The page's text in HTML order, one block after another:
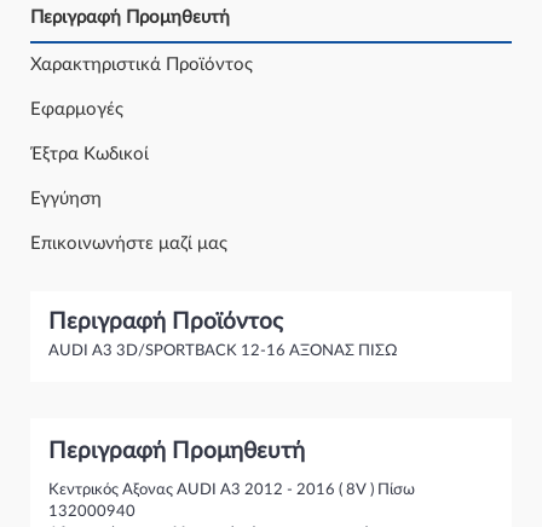
Περιγραφή Προμηθευτή
Χαρακτηριστικά Προϊόντος
Εφαρμογές
Έξτρα Κωδικοί
Εγγύηση
Επικοινωνήστε μαζί μας
Περιγραφή Προϊόντος
AUDI A3 3D/SPORTBACK 12-16 ΑΞΟΝΑΣ ΠΙΣΩ
Περιγραφή Προμηθευτή
Κεντρικός Αξονας AUDI A3 2012 - 2016 ( 8V ) Πίσω
132000940